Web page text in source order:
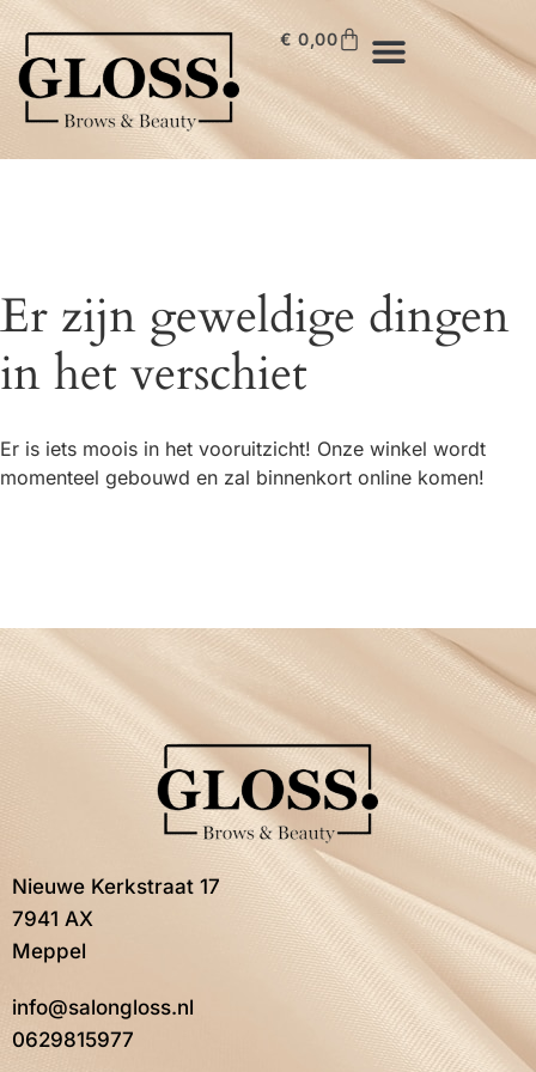
€ 0,00
Er zijn geweldige dingen
in het verschiet
Er is iets moois in het vooruitzicht! Onze winkel wordt
momenteel gebouwd en zal binnenkort online komen!
Nieuwe Kerkstraat 17
7941 AX
Meppel
info@salongloss.nl
0629815977